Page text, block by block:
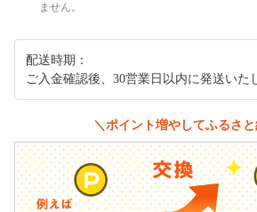
ません。
配送時期：
ご入金確認後、30営業日以内に発送いた
＼ポイント増やしてふるさ